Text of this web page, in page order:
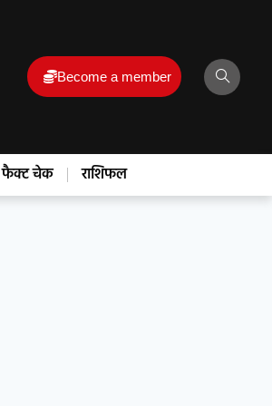
Become a member
फैक्ट चेक राशिफल